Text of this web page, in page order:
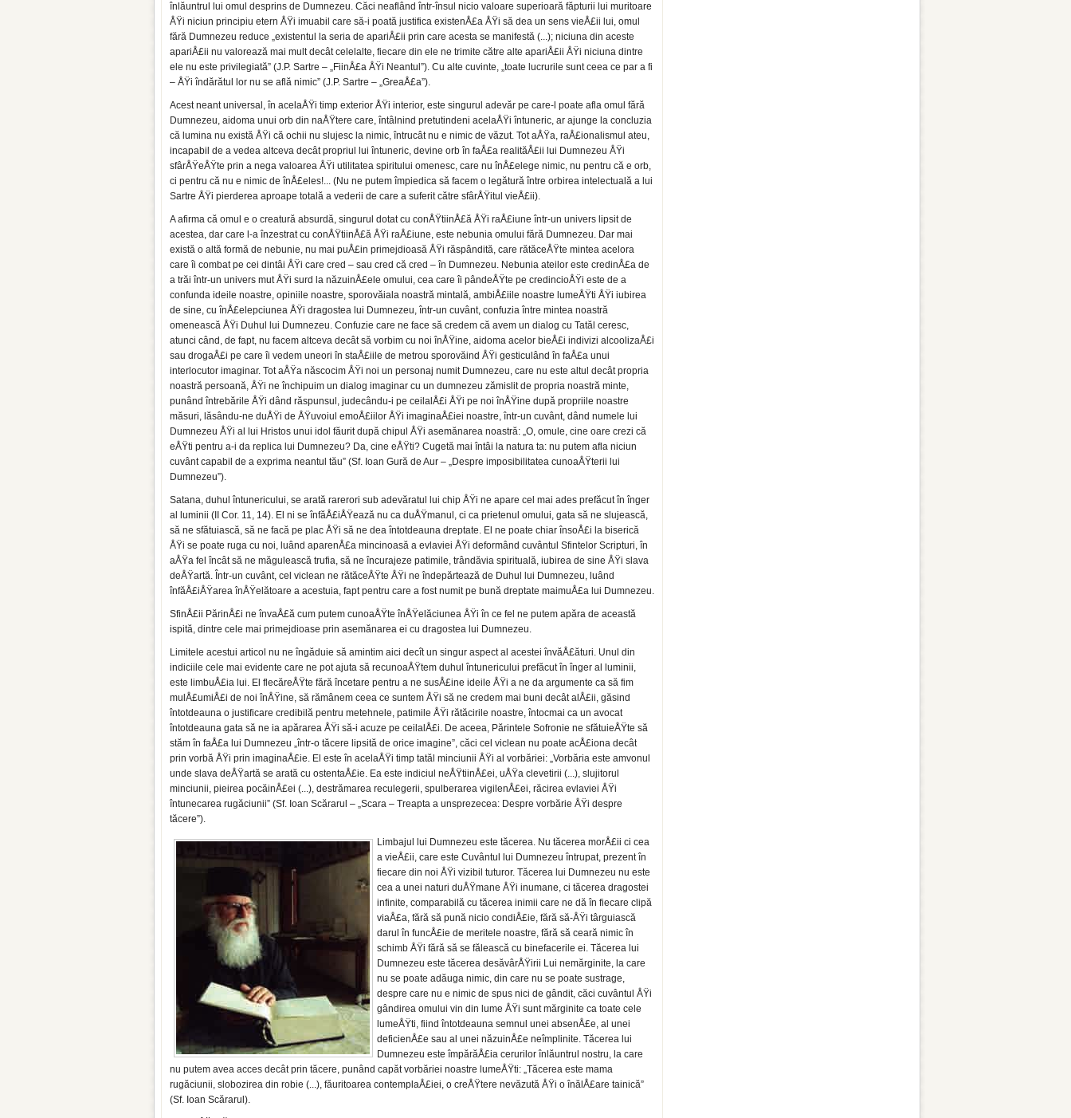
înlăuntrul lui omul desprins de Dumnezeu. Căci neaflând într-însul nicio valoare superioară făpturii lui muritoare
ÅŸi niciun principiu etern ÅŸi imuabil care să-i poată justifica existenÅ£a ÅŸi să dea un sens vieÅ£ii lui, omul
fără Dumnezeu reduce „existentul la seria de apariÅ£ii prin care acesta se manifestă (...); niciuna din aceste
apariÅ£ii nu valorează mai mult decât celelalte, fiecare din ele ne trimite către alte apariÅ£ii ÅŸi niciuna dintre
ele nu este privilegiată” (J.P. Sartre – „FiinÅ£a ÅŸi Neantul”). Cu alte cuvinte, „toate lucrurile sunt ceea ce par a fi
– ÅŸi îndărătul lor nu se află nimic” (J.P. Sartre – „GreaÅ£a”).
Acest neant universal, în acelaÅŸi timp exterior ÅŸi interior, este singurul adevăr pe care-l poate afla omul fără
Dumnezeu, aidoma unui orb din naÅŸtere care, întâlnind pretutindeni acelaÅŸi întuneric, ar ajunge la concluzia
că lumina nu există ÅŸi că ochii nu slujesc la nimic, întrucât nu e nimic de văzut. Tot aÅŸa, raÅ£ionalismul ateu,
incapabil de a vedea altceva decât propriul lui întuneric, devine orb în faÅ£a realităÅ£ii lui Dumnezeu ÅŸi
sfârÅŸeÅŸte prin a nega valoarea ÅŸi utilitatea spiritului omenesc, care nu înÅ£elege nimic, nu pentru că e orb,
ci pentru că nu e nimic de înÅ£eles!... (Nu ne putem împiedica să facem o legătură între orbirea intelectuală a lui
Sartre ÅŸi pierderea aproape totală a vederii de care a suferit către sfârÅŸitul vieÅ£ii).
A afirma că omul e o creatură absurdă, singurul dotat cu conÅŸtiinÅ£ă ÅŸi raÅ£iune într-un univers lipsit de
acestea, dar care l-a înzestrat cu conÅŸtiinÅ£ă ÅŸi raÅ£iune, este nebunia omului fără Dumnezeu. Dar mai
există o altă formă de nebunie, nu mai puÅ£in primejdioasă ÅŸi răspândită, care rătăceÅŸte mintea acelora
care îi combat pe cei dintâi ÅŸi care cred – sau cred că cred – în Dumnezeu. Nebunia ateilor este credinÅ£a de
a trăi într-un univers mut ÅŸi surd la năzuinÅ£ele omului, cea care îi pândeÅŸte pe credincioÅŸi este de a
confunda ideile noastre, opiniile noastre, sporovăiala noastră mintală, ambiÅ£iile noastre lumeÅŸti ÅŸi iubirea
de sine, cu înÅ£elepciunea ÅŸi dragostea lui Dumnezeu, într-un cuvânt, confuzia între mintea noastră
omenească ÅŸi Duhul lui Dumnezeu. Confuzie care ne face să credem că avem un dialog cu Tatăl ceresc,
atunci când, de fapt, nu facem altceva decât să vorbim cu noi înÅŸine, aidoma acelor bieÅ£i indivizi alcoolizaÅ£i
sau drogaÅ£i pe care îi vedem uneori în staÅ£iile de metrou sporovăind ÅŸi gesticulând în faÅ£a unui
interlocutor imaginar. Tot aÅŸa născocim ÅŸi noi un personaj numit Dumnezeu, care nu este altul decât propria
noastră persoană, ÅŸi ne închipuim un dialog imaginar cu un dumnezeu zămislit de propria noastră minte,
punând întrebările ÅŸi dând răspunsul, judecându-i pe ceilalÅ£i ÅŸi pe noi înÅŸine după propriile noastre
măsuri, lăsându-ne duÅŸi de ÅŸuvoiul emoÅ£iilor ÅŸi imaginaÅ£iei noastre, într-un cuvânt, dând numele lui
Dumnezeu ÅŸi al lui Hristos unui idol făurit după chipul ÅŸi asemănarea noastră: „O, omule, cine oare crezi că
eÅŸti pentru a-i da replica lui Dumnezeu? Da, cine eÅŸti? Cugetă mai întâi la natura ta: nu putem afla niciun
cuvânt capabil de a exprima neantul tău” (Sf. Ioan Gură de Aur – „Despre imposibilitatea cunoaÅŸterii lui
Dumnezeu”).
Satana, duhul întunericului, se arată rarerori sub adevăratul lui chip ÅŸi ne apare cel mai ades prefăcut în înger
al luminii (II Cor. 11, 14). El ni se înfăÅ£iÅŸează nu ca duÅŸmanul, ci ca prietenul omului, gata să ne slujească,
să ne sfătuiască, să ne facă pe plac ÅŸi să ne dea întotdeauna dreptate. El ne poate chiar însoÅ£i la biserică
ÅŸi se poate ruga cu noi, luând aparenÅ£a mincinoasă a evlaviei ÅŸi deformând cuvântul Sfintelor Scripturi, în
aÅŸa fel încât să ne măgulească trufia, să ne încurajeze patimile, trândăvia spirituală, iubirea de sine ÅŸi slava
deÅŸartă. Într-un cuvânt, cel viclean ne rătăceÅŸte ÅŸi ne îndepărtează de Duhul lui Dumnezeu, luând
înfăÅ£iÅŸarea înÅŸelătoare a acestuia, fapt pentru care a fost numit pe bună dreptate maimuÅ£a lui Dumnezeu.
SfinÅ£ii PărinÅ£i ne învaÅ£ă cum putem cunoaÅŸte înÅŸelăciunea ÅŸi în ce fel ne putem apăra de această
ispită, dintre cele mai primejdioase prin asemănarea ei cu dragostea lui Dumnezeu.
Limitele acestui articol nu ne îngăduie să amintim aici decît un singur aspect al acestei învăÅ£ături. Unul din
indiciile cele mai evidente care ne pot ajuta să recunoaÅŸtem duhul întunericului prefăcut în înger al luminii,
este limbuÅ£ia lui. El flecăreÅŸte fără încetare pentru a ne susÅ£ine ideile ÅŸi a ne da argumente ca să fim
mulÅ£umiÅ£i de noi înÅŸine, să rămânem ceea ce suntem ÅŸi să ne credem mai buni decât alÅ£ii, găsind
întotdeauna o justificare credibilă pentru metehnele, patimile ÅŸi rătăcirile noastre, întocmai ca un avocat
întotdeauna gata să ne ia apărarea ÅŸi să-i acuze pe ceilalÅ£i. De aceea, Părintele Sofronie ne sfătuieÅŸte să
stăm în faÅ£a lui Dumnezeu „într-o tăcere lipsită de orice imagine”, căci cel viclean nu poate acÅ£iona decât
prin vorbă ÅŸi prin imaginaÅ£ie. El este în acelaÅŸi timp tatăl minciunii ÅŸi al vorbăriei: „Vorbăria este amvonul
unde slava deÅŸartă se arată cu ostentaÅ£ie. Ea este indiciul neÅŸtiinÅ£ei, uÅŸa clevetirii (...), slujitorul
minciunii, pieirea pocăinÅ£ei (...), destrămarea reculegerii, spulberarea vigilenÅ£ei, răcirea evlaviei ÅŸi
întunecarea rugăciunii” (Sf. Ioan Scărarul – „Scara – Treapta a unsprezecea: Despre vorbărie ÅŸi despre
tăcere”).
Limbajul lui Dumnezeu este tăcerea. Nu tăcerea morÅ£ii ci cea
a vieÅ£ii, care este Cuvântul lui Dumnezeu întrupat, prezent în
fiecare din noi ÅŸi vizibil tuturor. Tăcerea lui Dumnezeu nu este
cea a unei naturi duÅŸmane ÅŸi inumane, ci tăcerea dragostei
infinite, comparabilă cu tăcerea inimii care ne dă în fiecare clipă
viaÅ£a, fără să pună nicio condiÅ£ie, fără să-ÅŸi târguiască
darul în funcÅ£ie de meritele noastre, fără să ceară nimic în
schimb ÅŸi fără să se fălească cu binefacerile ei. Tăcerea lui
Dumnezeu este tăcerea desăvârÅŸirii Lui nemărginite, la care
nu se poate adăuga nimic, din care nu se poate sustrage,
despre care nu e nimic de spus nici de gândit, căci cuvântul ÅŸi
gândirea omului vin din lume ÅŸi sunt mărginite ca toate cele
lumeÅŸti, fiind întotdeauna semnul unei absenÅ£e, al unei
deficienÅ£e sau al unei năzuinÅ£e neîmplinite. Tăcerea lui
Dumnezeu este împărăÅ£ia cerurilor înlăuntrul nostru, la care
nu putem avea acces decât prin tăcere, punând capăt vorbăriei noastre lumeÅŸti: „Tăcerea este mama
rugăciunii, slobozirea din robie (...), făuritoarea contemplaÅ£iei, o creÅŸtere nevăzută ÅŸi o înălÅ£are tainică”
(Sf. Ioan Scărarul).